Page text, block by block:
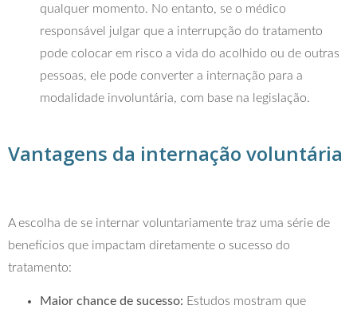
qualquer momento. No entanto, se o médico
responsável julgar que a interrupção do tratamento
pode colocar em risco a vida do acolhido ou de outras
pessoas, ele pode converter a internação para a
modalidade involuntária, com base na legislação.
Vantagens da internação voluntária
A escolha de se internar voluntariamente traz uma série de
benefícios que impactam diretamente o sucesso do
tratamento:
Maior chance de sucesso: Estudos mostram que